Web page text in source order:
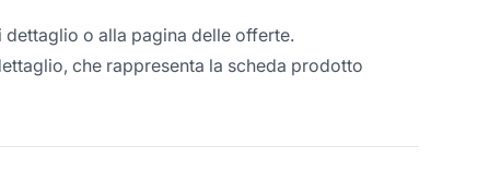
o alla pagina delle offerte.
che rappresenta la scheda prodotto